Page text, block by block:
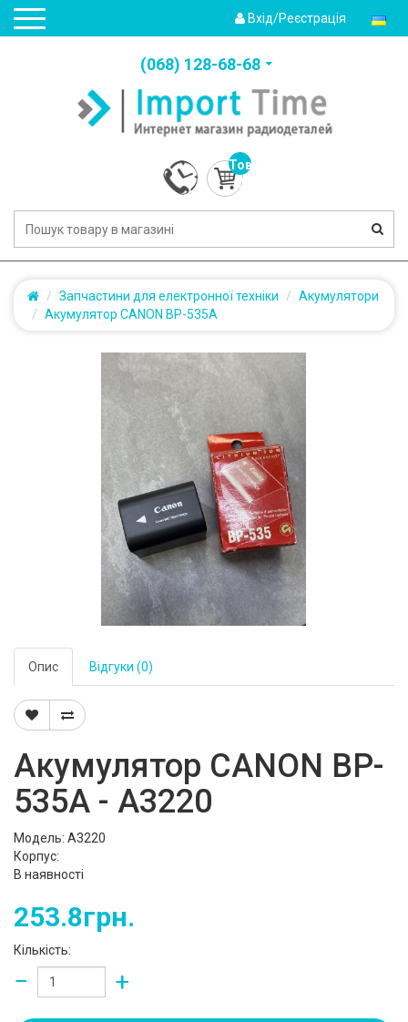
Вхід/Реєстрація
(‎068) 128-68-68
Товарів:
0
(0.0грн.)
Запчастини для електронної техніки
Акумулятори
Акумулятор CANON BP-535A
Опис Відгуки (0)
Акумулятор CANON BP-
535A - A3220
Модель: A3220
Корпус:
В наявності
253.8грн.
Кількість:
− +